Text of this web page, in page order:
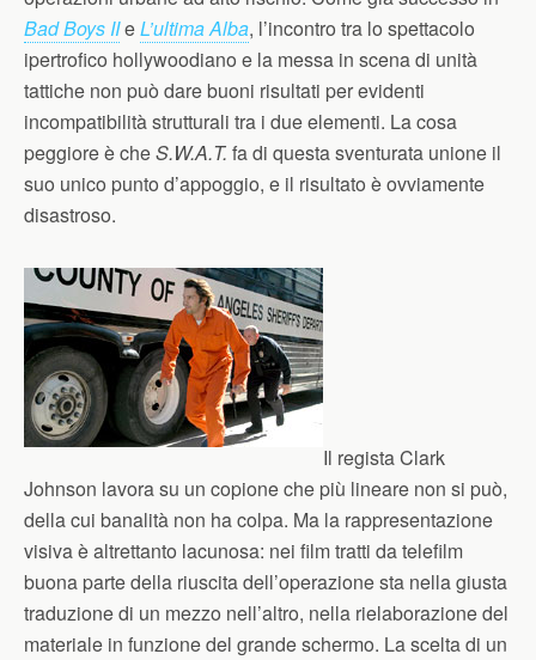
Bad Boys IIeL’ultima Alba, l’incontro tra lo spettacolo
ipertrofico hollywoodiano e la messa in scena di unità
tattiche non può dare buoni risultati per evidenti
incompatibilità strutturali tra i due elementi. La cosa
peggiore è cheS.W.A.T. fa di questa sventurata unione il
suo unico punto d’appoggio, e il risultato è ovviamente
disastroso.
Il regista Clark
Johnson lavora su un copione che più lineare non si può,
della cui banalità non ha colpa. Ma la rappresentazione
visiva è altrettanto lacunosa: nei film tratti da telefilm
buona parte della riuscita dell’operazione sta nella giusta
traduzione di un mezzo nell’altro, nella rielaborazione del
materiale in funzione del grande schermo. La scelta di un